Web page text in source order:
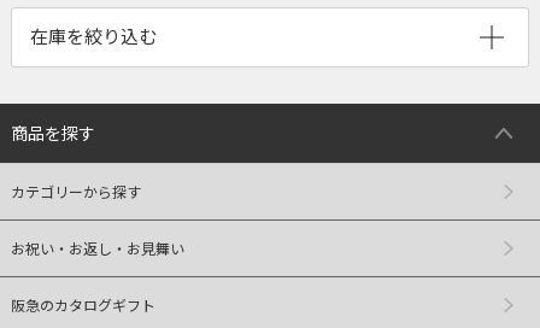
商品を探す
カテゴリーから探す
お祝い・お返し・お見舞い
阪急のカタログギフト